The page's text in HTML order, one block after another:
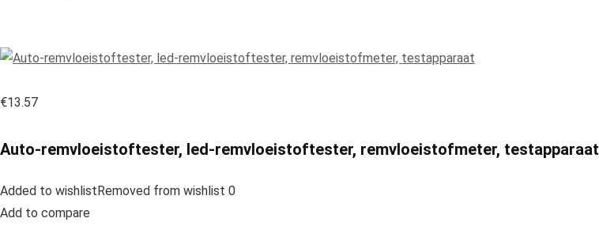
€13.57
Auto-remvloeistoftester, led-remvloeistoftester, remvloeistofmeter, testapparaat
Added to wishlistRemoved from wishlist 0
Add to compare